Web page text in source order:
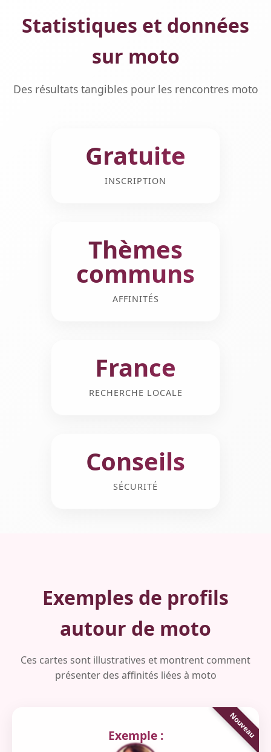
Statistiques et données
sur moto
Des résultats tangibles pour les rencontres moto
Gratuite
INSCRIPTION
Thèmes
communs
AFFINITÉS
France
RECHERCHE LOCALE
Conseils
SÉCURITÉ
Exemples de profils
autour de moto
Ces cartes sont illustratives et montrent comment
présenter des affinités liées à moto
Exemple :